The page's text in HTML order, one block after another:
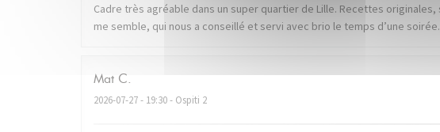
Cadre très agréable dans un super quartier de Lille. Recettes
me semble, qui nous a conseillé et servi avec brio le temps d’une
Mat C
2026-07-27- 19:30 - Ospiti 2